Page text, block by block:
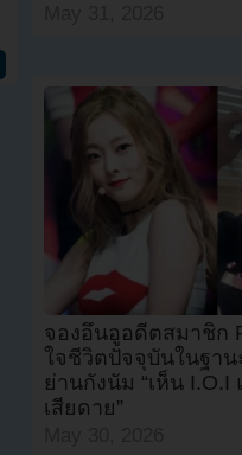
จองอึนอูอดีตสมาชิก
ใจชีวิตปัจจุบันในฐา
ย่านกังนัม “เห็น I.O.I
เสียดาย”